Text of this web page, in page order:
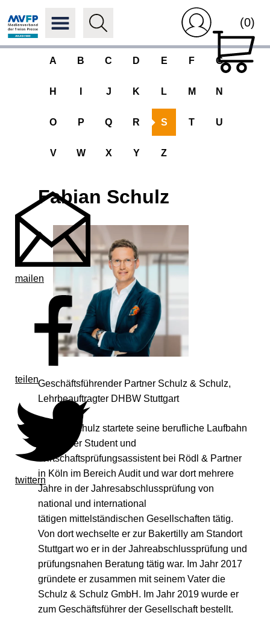
(0)
A B C D E F G
H J K L M N
O P Q R S T U
V W X Y Z
mailen
teilen
twittern
Fabian Schulz
Geschäftsführender Partner Schulz & Schulz,
Lehrbeauftragter DHBW Stuttgart
Fabian Schulz startete seine berufliche Laufbahn
als Dualer Student und
Wirtschaftsprüfungsassistent bei Rödl & Partner
in Köln im Bereich Audit und war dort mehrere
Jahre in der Jahresabschlussprüfung von
national und international
tätigen mittelständischen Gesellschaften tätig.
Von dort wechselte er zur Bakertilly am Standort
Stuttgart wo er in der Jahreabschlussprüfung und
prüfungsnahen Beratung tätig war. Im Jahr 2017
gründete er zusammen mit seinem Vater die
Schulz & Schulz GmbH. Im Jahr 2019 wurde er
zum Geschäftsführer der Gesellschaft bestellt.